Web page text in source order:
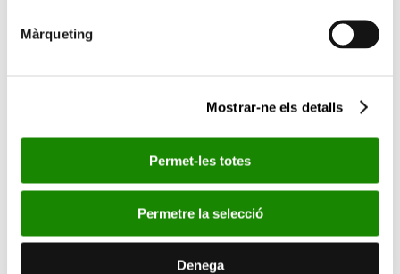
Màrqueting
Mostrar-ne els detalls
Permet-les totes
Permetre la selecció
Denega